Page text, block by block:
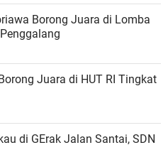
Borong Juara di Lomba
Juara di HUT RI Tingkat
di GErak Jalan Santai, SDN